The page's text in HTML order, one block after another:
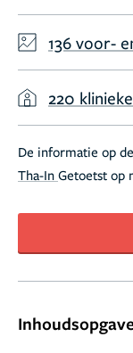
136 voor-
220
De informatie op
Tha-In Getoetst op